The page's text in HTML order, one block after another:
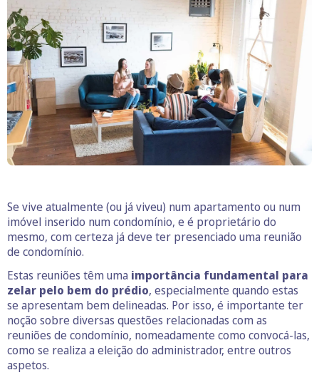
Se vive atualmente (ou já viveu) num apartamento ou num
imóvel inserido num condomínio, e é proprietário do
mesmo, com certeza já deve ter presenciado uma reunião
de condomínio.
Estas reuniões têm uma importância fundamental para
zelar pelo bem do prédio, especialmente quando estas
se apresentam bem delineadas. Por isso, é importante ter
noção sobre diversas questões relacionadas com as
reuniões de condomínio, nomeadamente como convocá-las,
como se realiza a eleição do administrador, entre outros
aspetos.